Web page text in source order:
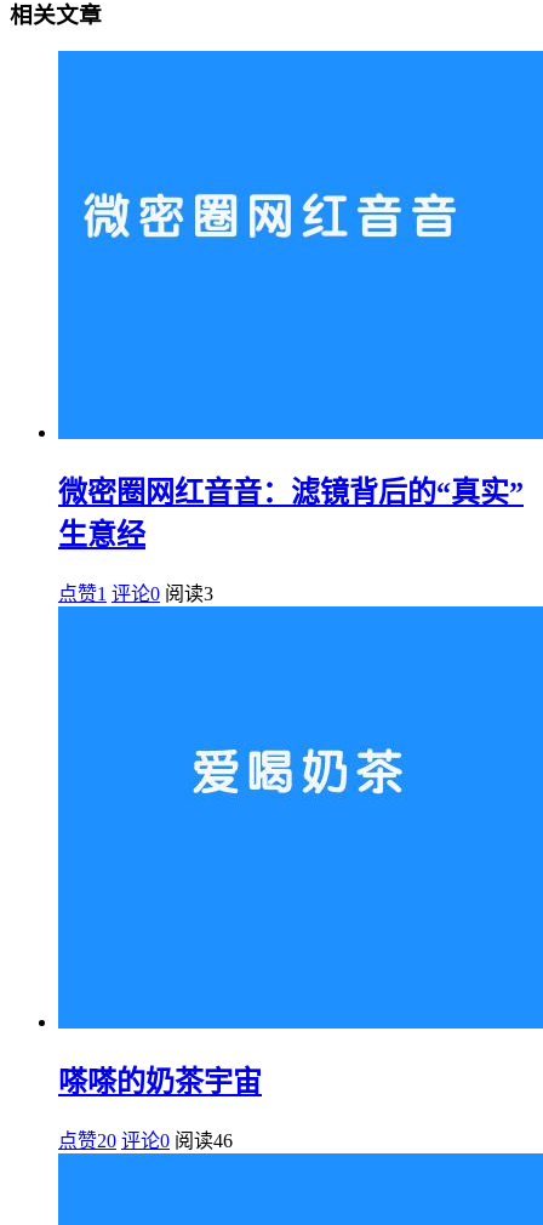
相关文章
微密圈网红音音：滤镜背后的“真实”
生意经
点赞1 评论0 阅读3
嗏嗏的奶茶宇宙
点赞20 评论0 阅读46